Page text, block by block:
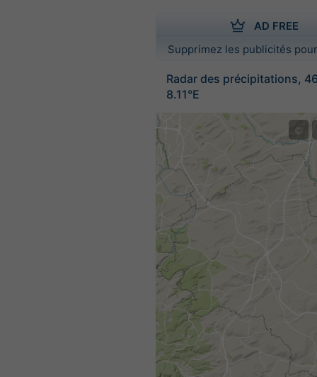
AD FREE
Supprimez les publicités
Radar des précipitations,
8.11°E
©